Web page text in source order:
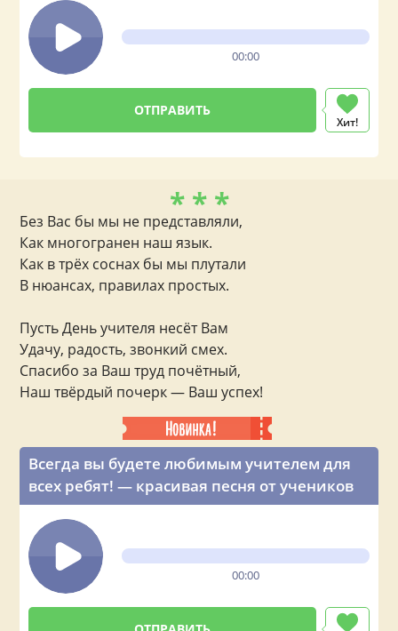
00:00
Хит!
Всегда вы будете любимым учителем для
всех ребят! — красивая песня от учеников
00:00
* * *
Без Вас бы мы не представляли,
Как многогранен наш язык.
Как в трёх соснах бы мы плутали
В нюансах, правилах простых.
Пусть День учителя несёт Вам
Удачу, радость, звонкий смех.
Спасибо за Ваш труд почётный,
Наш твёрдый почерк — Ваш успех!